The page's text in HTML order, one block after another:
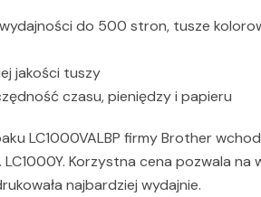
do 500 stron, tusze
jakości tuszy
czasu, pieniędzy i papieru
LC1000VALBP firmy Brother
LC1000Y. Korzystna cena pozwala
najbardziej wydajnie.